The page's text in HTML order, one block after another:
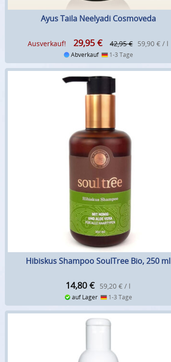
Ayus Taila Neelyadi Cosmoveda
Ausverkauf! 29,95 € 42,95 € 59,90 € / l
Abverkauf 1-3 Tage
Hibiskus Shampoo SoulTree Bio, 250 ml
14,80 € 59,20 € / l
auf Lager 1-3 Tage